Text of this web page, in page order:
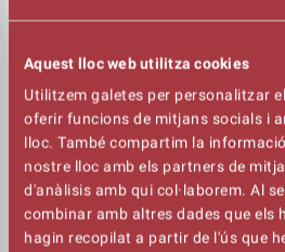
Aquest lloc web utilitza cookies
Utilitzem galetes per personalitzar
oferir funcions de mitjans socials i
lloc. També compartim la
nostre lloc amb els partners de
d'anàlisis amb qui col·laborem. Al
combinar amb altres dades que els
hagin recopilat a partir de l'ús que
- Formació pel professorat de
secundària on se'ls donen els
treballar les cançons a l'aula amb
Aquesta formació serà el mes
concretar)